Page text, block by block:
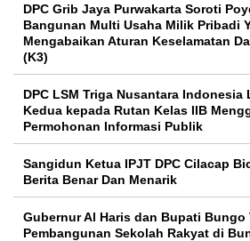
DPC Grib Jaya Purwakarta Soroti
Bangunan Multi Usaha Milik Pribadi
Mengabaikan Aturan Keselamatan
(K3)
DPC LSM Triga Nusantara Indonesia
Kedua kepada Rutan Kelas IIB
Permohonan Informasi Publik
Sangidun Ketua IPJT DPC Cilacap
Berita Benar Dan Menarik
​Gubernur Al Haris dan Bupati Bungo
Pembangunan Sekolah Rakyat di